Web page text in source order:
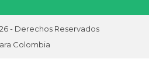
- Derechos Reservados
Colombia